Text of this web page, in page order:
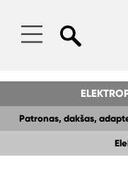
Patronas, dakšas,